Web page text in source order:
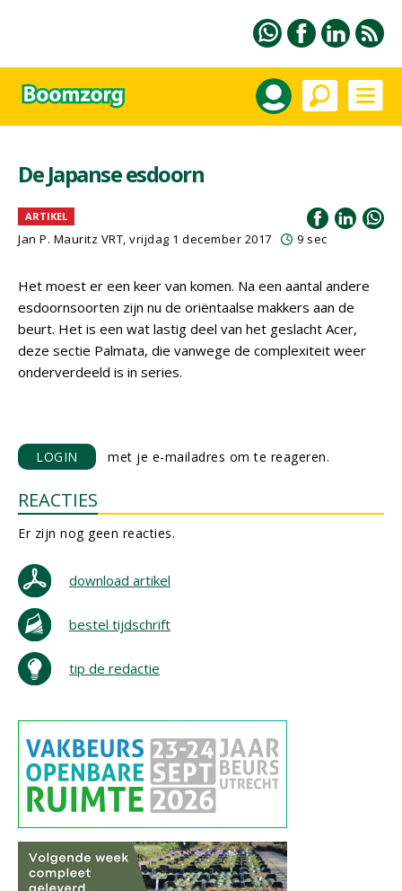
De Japanse esdoorn
ARTIKEL
Jan P. Mauritz VRT, vrijdag 1 december 2017 9 sec
Het moest er een keer van komen. Na een aantal andere
esdoornsoorten zijn nu de oriëntaalse makkers aan de
beurt. Het is een wat lastig deel van het geslacht Acer,
deze sectie Palmata, die vanwege de complexiteit weer
onderverdeeld is in series.
LOGIN met je e-mailadres om te reageren.
REACTIES
Er zijn nog geen reacties.
download artikel
bestel tijdschrift
tip de redactie